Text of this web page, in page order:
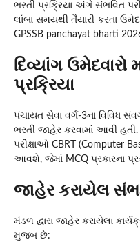
ભરતી પ્રક્રિયા અંગે સંભવિત
લાંબા સમયથી તૈયારી કરતા
GPSSB panchayat bharti
દિવ્યાંગ ઉમેદવારો
પ્રક્રિયા
પંચાયત સેવા વર્ગ-3ના વિવિધ
ભરતી જાહેર કરવામાં આવી
પરીક્ષાઓ CBRT (Computer
આવશે, જેમાં MCQ પ્રકારના
જાહેર કરાયેલ
મંડળ દ્વારા જાહેર કરાયેલા
મુજબ છે: